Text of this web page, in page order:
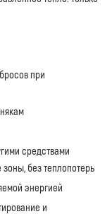
при
средствами
без теплопотерь
энергией
и